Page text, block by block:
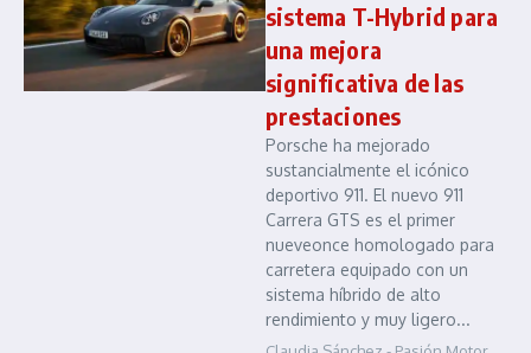
sistema T-Hybrid para
una mejora
significativa de las
prestaciones
Porsche ha mejorado
sustancialmente el icónico
deportivo 911. El nuevo 911
Carrera GTS es el primer
nueveonce homologado para
carretera equipado con un
sistema híbrido de alto
rendimiento y muy ligero...